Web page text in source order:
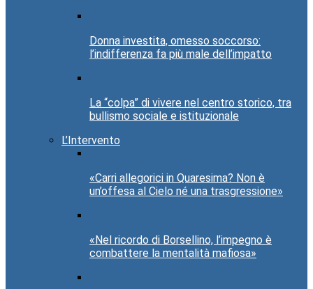
Donna investita, omesso soccorso:
l’indifferenza fa più male dell’impatto
La “colpa” di vivere nel centro storico, tra
bullismo sociale e istituzionale
L’Intervento
«Carri allegorici in Quaresima? Non è
un’offesa al Cielo né una trasgressione»
«Nel ricordo di Borsellino, l’impegno è
combattere la mentalità mafiosa»